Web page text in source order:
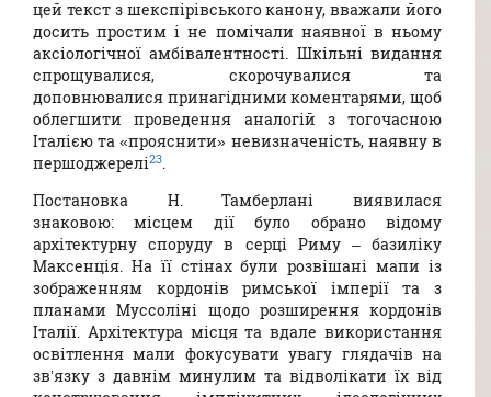
цей текст з шекспірівського канону, вважали його
досить простим і не помічали наявної в ньому
аксіологічної амбівалентності. Шкільні видання
спрощувалися, скорочувалися та
доповнювалися принагідними коментарями, щоб
облегшити проведення аналогій з тогочасною
Італією та «прояснити» невизначеність, наявну в
першоджерелі23.
Постановка Н. Тамберлані виявилася
знаковою: місцем дії було обрано відому
архітектурну споруду в серці Риму – базиліку
Максенція. На її стінах були розвішані мапи із
зображенням кордонів римської імперії та з
планами Муссоліні щодо розширення кордонів
Італії. Архітектура місця та вдале використання
освітлення мали фокусувати увагу глядачів на
зв’язку з давнім минулим та відволікати їх від